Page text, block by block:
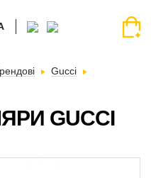
Gucci
GUCCI